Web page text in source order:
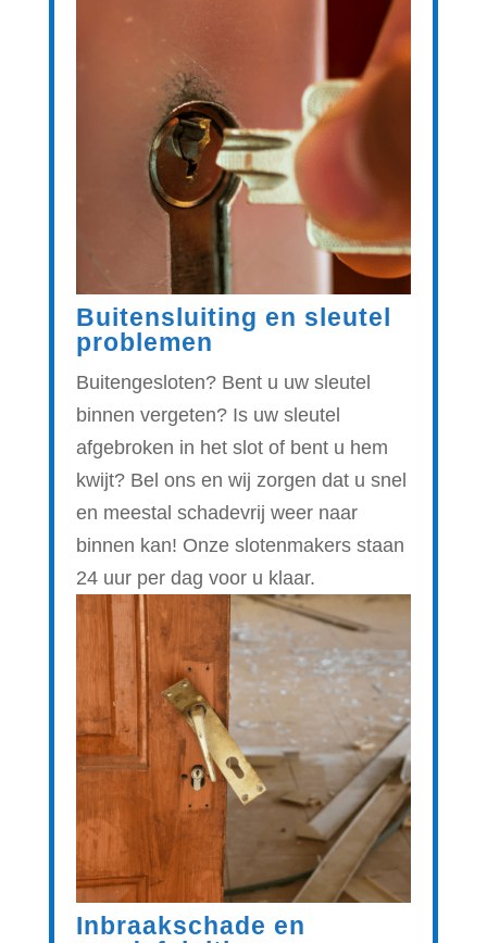
Buitensluiting en sleutel
problemen
Buitengesloten? Bent u uw sleutel
binnen vergeten? Is uw sleutel
afgebroken in het slot of bent u hem
kwijt? Bel ons en wij zorgen dat u snel
en meestal schadevrij weer naar
binnen kan! Onze slotenmakers staan
24 uur per dag voor u klaar.
Inbraakschade en